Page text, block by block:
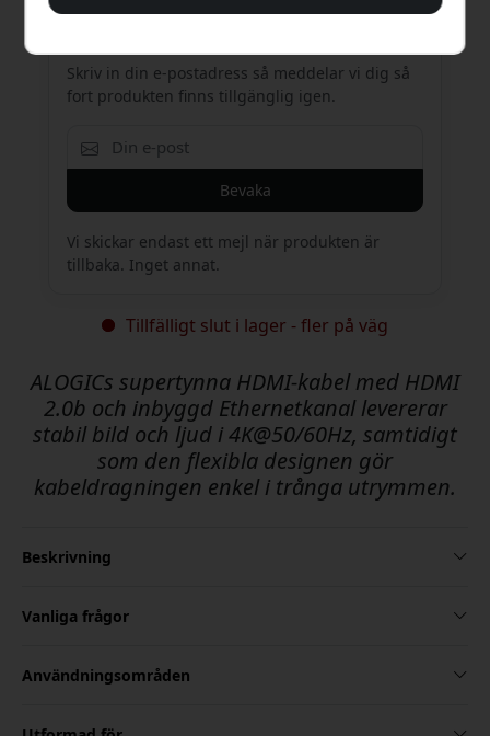
Skriv in din e-postadress så meddelar vi dig så
fort produkten finns tillgänglig igen.
Bevaka
Vi skickar endast ett mejl när produkten är
tillbaka. Inget annat.
Tillfälligt slut i lager - fler på väg
ALOGICs supertynna HDMI-kabel med HDMI
2.0b och inbyggd Ethernetkanal levererar
stabil bild och ljud i 4K@50/60Hz, samtidigt
som den flexibla designen gör
kabeldragningen enkel i trånga utrymmen.
Beskrivning
Vanliga frågor
Användningsområden